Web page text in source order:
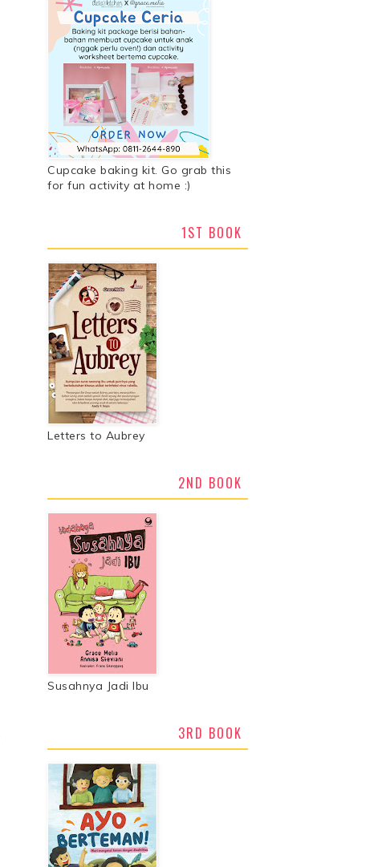
Cupcake baking kit. Go grab this
for fun activity at home :)
1ST BOOK
Letters to Aubrey
2ND BOOK
Susahnya Jadi Ibu
3RD BOOK